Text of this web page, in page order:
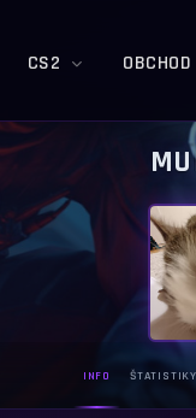
CS2 OBCHOD
INFO ŠTATISTIKY